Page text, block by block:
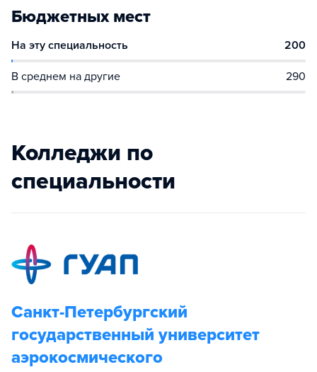
Бюджетных мест
На эту специальность 200
В среднем на другие 290
Колледжи по
специальности
Санкт-Петербургский
государственный университет
аэрокосмического